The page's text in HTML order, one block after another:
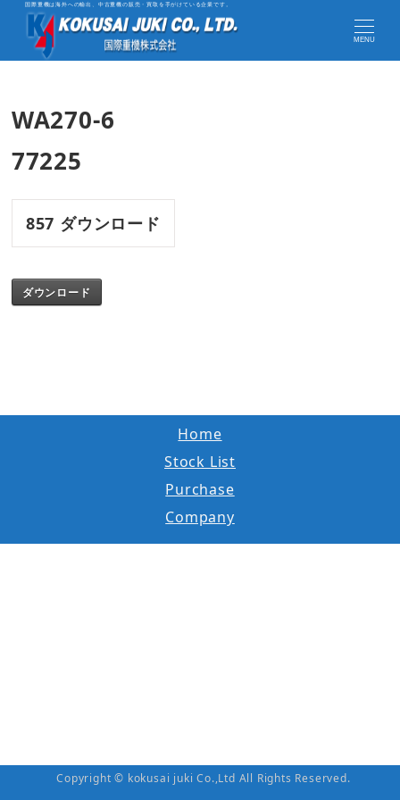
国際重機は海外への輸出、中古重機の販売・買取を手がけている企業です。
MENU
WA270-6
77225
857 ダウンロード
ダウンロード
Home
Stock List
Purchase
Company
Copyright © kokusai juki Co.,Ltd All Rights Reserved.